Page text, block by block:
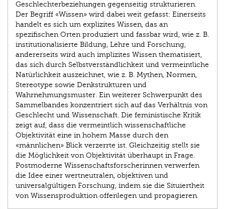
Geschlechterbeziehungen gegenseitig strukturieren.
Der Begriff «Wissen» wird dabei weit gefasst: Einerseits
handelt es sich um explizites Wissen, das an
spezifischen Orten produziert und fassbar wird, wie z. B.
institutionalisierte Bildung, Lehre und Forschung,
andererseits wird auch implizites Wissen thematisiert,
das sich durch Selbstverständlichkeit und vermeintliche
Natürlichkeit auszeichnet, wie z. B. Mythen, Normen,
Stereotype sowie Denkstrukturen und
Wahrnehmungsmuster. Ein weiterer Schwerpunkt des
Sammelbandes konzentriert sich auf das Verhältnis von
Geschlecht und Wissenschaft. Die feministische Kritik
zeigt auf, dass die vermeintlich wissenschaftliche
Objektivität eine in hohem Masse durch den
«männlichen» Blick verzerrte ist. Gleichzeitig stellt sie
die Möglichkeit von Objektivität überhaupt in Frage.
Postmoderne Wissenschaftsforscherinnen verwerfen
die Idee einer wertneutralen, objektiven und
universalgültigen Forschung, indem sie die Situiertheit
von Wissensproduktion offenlegen und propagieren.